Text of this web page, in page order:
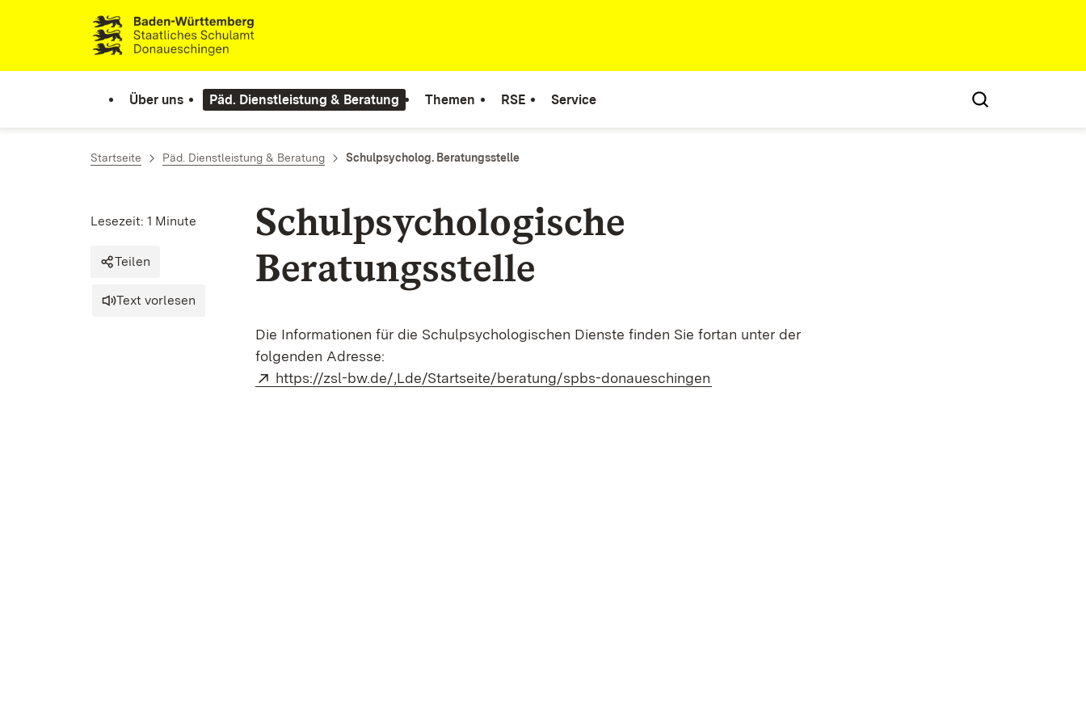
Zum Inhalt springen
Link zur Startseite
Über uns Päd. Dienstleistung & Beratung Themen RSE Service
Startseite Päd. Dienstleistung & Beratung Schulpsycholog. Beratungsstelle
Schulpsychologische
Beratungsstelle
Lesezeit: 1 Minute
Teilen
Text vorlesen
Die Informationen für die Schulpsychologischen Dienste finden Sie fortan unter der
folgenden Adresse:
Extern:
https://zsl-bw.de/,Lde/Startseite/beratung/spbs-donaueschingen